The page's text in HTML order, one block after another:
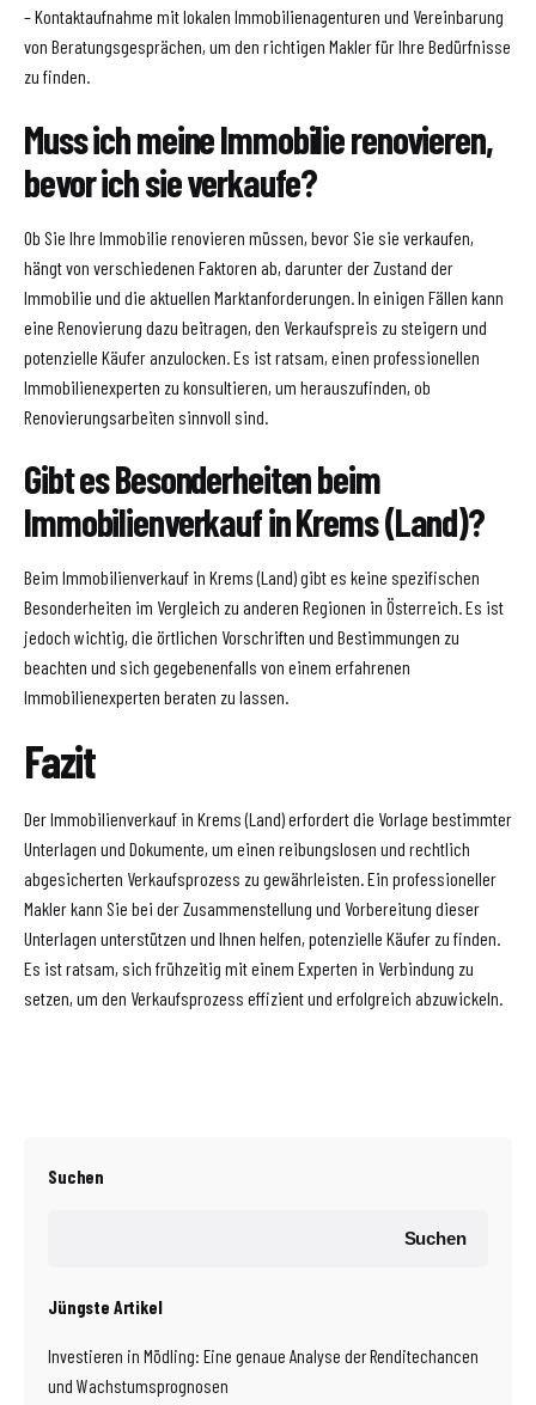
– Kontaktaufnahme mit lokalen Immobilienagenturen und Vereinbarung
von Beratungsgesprächen, um den richtigen Makler für Ihre Bedürfnisse
zu finden.
Muss ich meine Immobilie renovieren,
bevor ich sie verkaufe?
Ob Sie Ihre Immobilie renovieren müssen, bevor Sie sie verkaufen,
hängt von verschiedenen Faktoren ab, darunter der Zustand der
Immobilie und die aktuellen Marktanforderungen. In einigen Fällen kann
eine Renovierung dazu beitragen, den Verkaufspreis zu steigern und
potenzielle Käufer anzulocken. Es ist ratsam, einen professionellen
Immobilienexperten zu konsultieren, um herauszufinden, ob
Renovierungsarbeiten sinnvoll sind.
Gibt es Besonderheiten beim
Immobilienverkauf in Krems (Land)?
Beim Immobilienverkauf in Krems (Land) gibt es keine spezifischen
Besonderheiten im Vergleich zu anderen Regionen in Österreich. Es ist
jedoch wichtig, die örtlichen Vorschriften und Bestimmungen zu
beachten und sich gegebenenfalls von einem erfahrenen
Immobilienexperten beraten zu lassen.
Fazit
Der Immobilienverkauf in Krems (Land) erfordert die Vorlage bestimmter
Unterlagen und Dokumente, um einen reibungslosen und rechtlich
abgesicherten Verkaufsprozess zu gewährleisten. Ein professioneller
Makler kann Sie bei der Zusammenstellung und Vorbereitung dieser
Unterlagen unterstützen und Ihnen helfen, potenzielle Käufer zu finden.
Es ist ratsam, sich frühzeitig mit einem Experten in Verbindung zu
setzen, um den Verkaufsprozess effizient und erfolgreich abzuwickeln.
Suchen
Suchen
Jüngste Artikel
Investieren in Mödling: Eine genaue Analyse der Renditechancen
und Wachstumsprognosen